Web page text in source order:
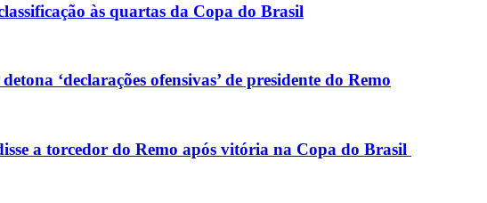
às quartas da Copa do Brasil
‘declarações ofensivas’ de presidente do Remo
a torcedor do Remo após vitória na Copa do Brasil